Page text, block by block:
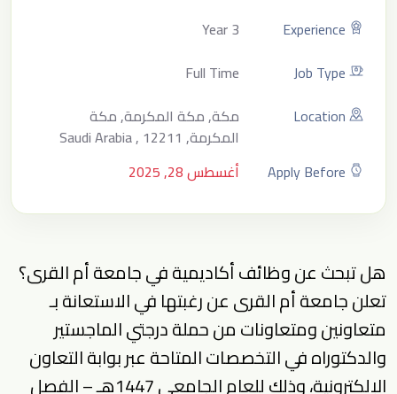
Experience
3 Year
Job Type
Full Time
Location
مكة, مكة المكرمة, مكة
المكرمة, Saudi Arabia , 12211
Apply Before
أغسطس 28, 2025
هل تبحث عن وظائف أكاديمية فيجامعة أم القرى؟
تعلن جامعة أم القرى عن رغبتها في الاستعانة بـ
متعاونين ومتعاونات من حملة درجتي الماجستير
والدكتوراه في التخصصات المتاحة عبر بوابة التعاون
الإلكترونية، وذلك للعام الجامعي 1447هـ – الفصل